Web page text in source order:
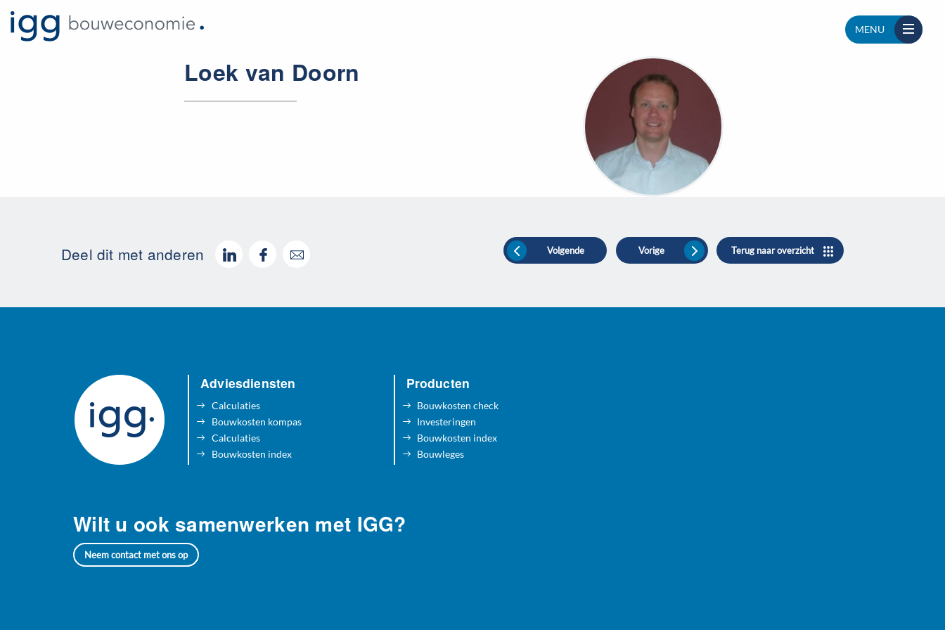
MENU
Loek van Doorn
Deel dit met anderen Volgende Vorige Terug naar overzicht
Adviesdiensten
Calculaties
Bouwkosten kompas
Calculaties
Bouwkosten index
Producten
Bouwkosten check
Investeringen
Bouwkosten index
Bouwleges
Wilt u ook samenwerken met IGG?
Neem contact met ons op